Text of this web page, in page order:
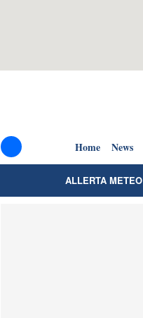
Home News
ALLERTA METEO